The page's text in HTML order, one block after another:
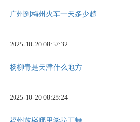
广州到梅州火车一天多少趟
2025-10-20 08:57:32
杨柳青是天津什么地方
2025-10-20 08:28:24